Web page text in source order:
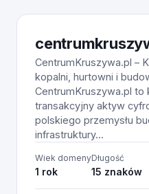
CentrumKruszywa.pl –
kopalni, hurtowni i
CentrumKruszywa.pl to
transakcyjny aktyw
polskiego przemysłu
infrastruktury...
Wiek domeny
1 rok
Długość
15 znaków